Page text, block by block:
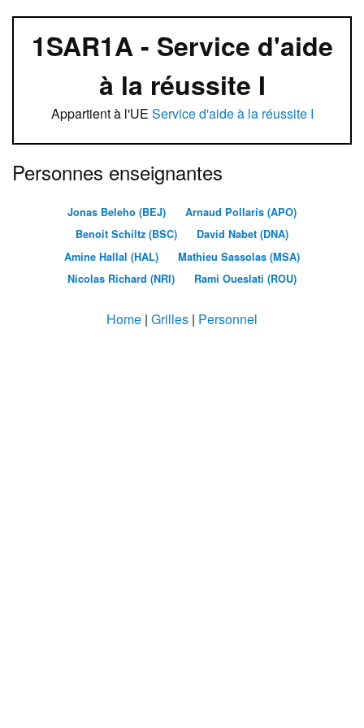
1SAR1A - Service d'aide
à la réussite I
Appartient à l'UE Service d'aide à la réussite I
Personnes enseignantes
Jonas Beleho (BEJ)
Arnaud Pollaris (APO)
Benoit Schiltz (BSC)
David Nabet (DNA)
Amine Hallal (HAL)
Mathieu Sassolas (MSA)
Nicolas Richard (NRI)
Rami Oueslati (ROU)
Home | Grilles | Personnel